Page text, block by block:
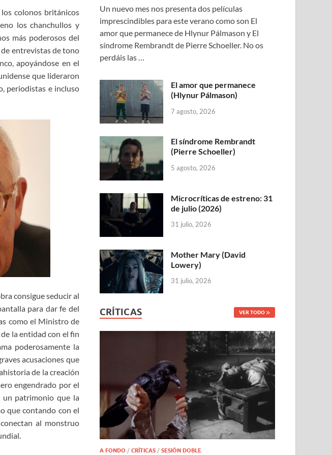
colonos británicos
los chanchullos y
más poderosos del
entrevistas de tono
apoyándose en el
que lideraron
periodistas e incluso
consigue seducir al
para dar fe del
como el Ministro de
la entidad con el fin
poderosamente la
acusaciones que
de la creación
engendrado por el
un patrimonio que la
que contando con el
al monstruo
Un nuevo mes nos presenta dos películas
imprescindibles para este verano como son El
amor que permanece de Hlynur Pálmason y El
síndrome Rembrandt de Pierre Schoeller. No os
perdáis las …
El amor que permanece
(Hlynur Pálmason)
7 agosto, 2026
El síndrome Rembrandt
(Pierre Schoeller)
5 agosto, 2026
Microcríticas de estreno: 31
de julio (2026)
31 julio, 2026
Mother Mary (David
Lowery)
31 julio, 2026
CRÍTICAS VER TODO
A FONDO /CRÍTICAS /SESIÓN DOBLE